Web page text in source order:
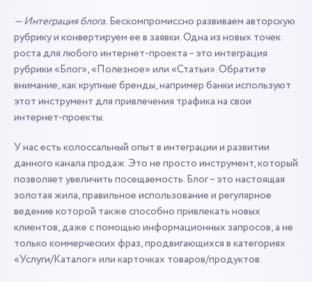
— Интеграция блога.Бескомпромиссно развиваем авторскую
рубрику и конвертируем ее в заявки. Одна из новых точек
роста для любого интернет-проекта – это интеграция
рубрики «Блог», «Полезное» или «Статьи». Обратите
внимание, как крупные бренды, например банки используют
этот инструмент для привлечения трафика на свои
интернет-проекты.
У нас есть колоссальный опыт в интеграции и развитии
данного канала продаж. Это не просто инструмент, который
позволяет увеличить посещаемость. Блог – это настоящая
золотая жила, правильное использование и регулярное
ведение которой также способно привлекать новых
клиентов, даже с помощью информационных запросов, а не
только коммерческих фраз, продвигающихся в категориях
«Услуги/Каталог» или карточках товаров/продуктов.